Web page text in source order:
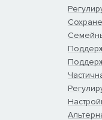
Настраивайте
по маслу: ищите на
винтовок,
подбирайте
ствола, магазина и
боеприпасы: порой
заряды, а иногда